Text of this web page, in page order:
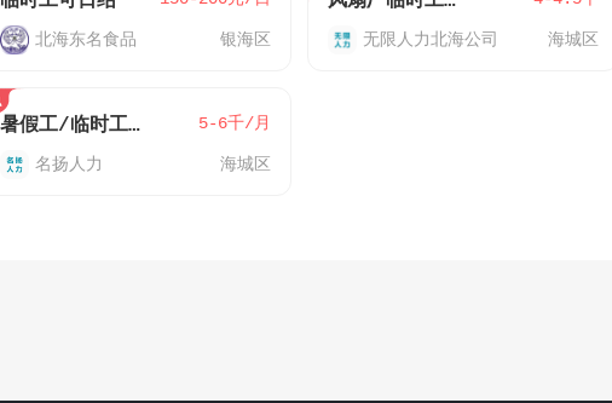
北海东名食品 银海区 无限人力北海公司 海城区
暑假工/临时工150-180 5-6千/月
名扬人力 海城区